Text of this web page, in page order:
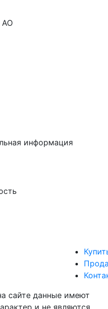
информация
сайте данные имеют
и не являются